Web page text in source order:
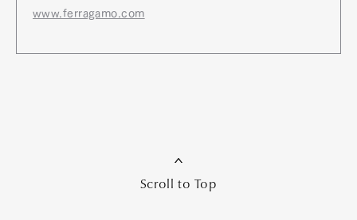
www.ferragamo.com
Scroll to Top